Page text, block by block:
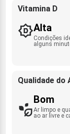
Vitamina D
Alta
Condições
alguns
Qualidade do
Bom
Ar limpo e
ao ar livre e